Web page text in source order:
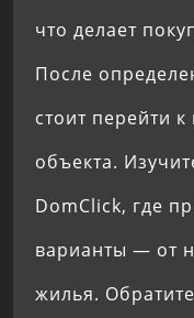
что делает
После
стоит перейти
объекта.
DomClick, где
варианты — от
жилья.